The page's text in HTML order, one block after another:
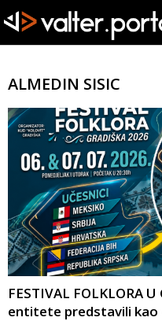
ALMEDIN SISIC
FESTIVAL FOLKLORA
entitete predstavili kao